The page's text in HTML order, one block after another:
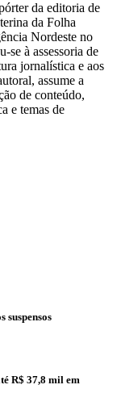
da editoria de
da Folha
Nordeste no
se à assessoria de
jornalística e aos
assume a
de conteúdo,
e temas de
suspensos
R$ 37,8 mil em